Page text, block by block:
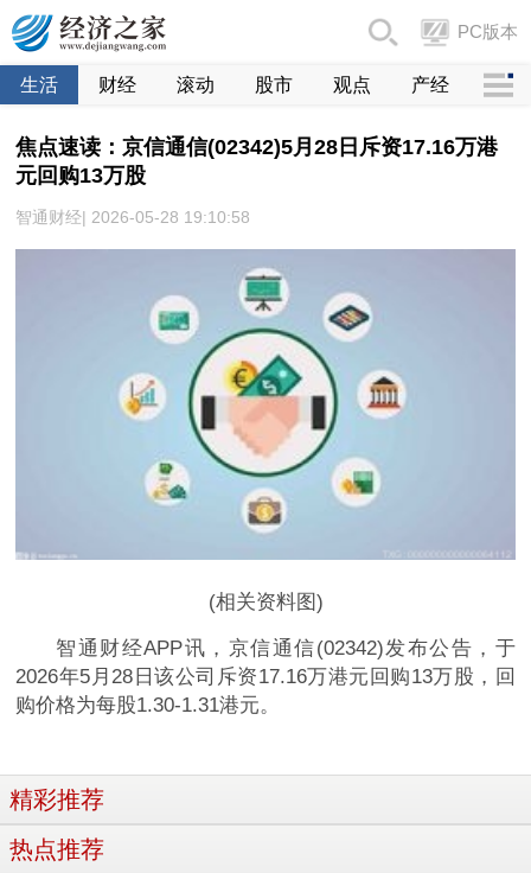
PC版本
生活 财经 滚动 股市 观点 产经
焦点速读：京信通信(02342)5月28日斥资17.16万港
元回购13万股
智通财经| 2026-05-28 19:10:58
(相关资料图)
智通财经APP讯，京信通信(02342)发布公告，于
2026年5月28日该公司斥资17.16万港元回购13万股，回
购价格为每股1.30-1.31港元。
精彩推荐
热点推荐